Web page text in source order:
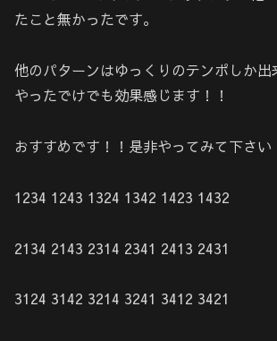
たこと無かったです。
他のパターンはゆっくりのテンポしか出
やったでけでも効果感じます！！
おすすめです！！是非やってみて下さい
1234 1243 1324 1342 1423 1432
2134 2143 2314 2341 2413 2431
3124 3142 3214 3241 3412 3421